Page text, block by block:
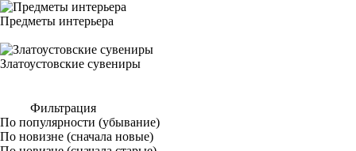
Предметы интерьера
Златоустовские сувениры
Фильтрация
По популярности (убывание)
По новизне (сначала новые)